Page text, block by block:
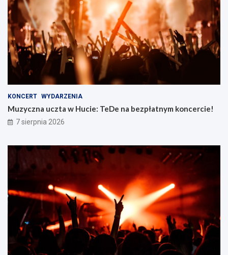
KONCERT WYDARZENIA
Muzyczna uczta w Hucie: TeDe na bezpłatnym koncercie!
7 sierpnia 2026